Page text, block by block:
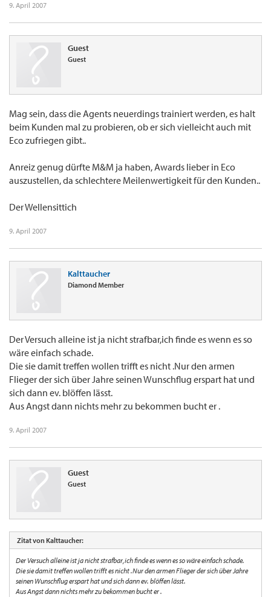
9. April 2007
Guest
Guest
Mag sein, dass die Agents neuerdings trainiert werden, es halt
beim Kunden mal zu probieren, ob er sich vielleicht auch mit
Eco zufriegen gibt..
Anreiz genug dürfte M&M ja haben, Awards lieber in Eco
auszustellen, da schlechtere Meilenwertigkeit für den Kunden..
Der Wellensittich
9. April 2007
Kalttaucher
Diamond Member
Der Versuch alleine ist ja nicht strafbar,ich finde es wenn es so
wäre einfach schade.
Die sie damit treffen wollen trifft es nicht .Nur den armen
Flieger der sich über Jahre seinen Wunschflug erspart hat und
sich dann ev. blöffen lässt.
Aus Angst dann nichts mehr zu bekommen bucht er .
9. April 2007
Guest
Guest
Zitat von Kalttaucher:
Der Versuch alleine ist ja nicht strafbar,ich finde es wenn es so wäre einfach schade.
Die sie damit treffen wollen trifft es nicht .Nur den armen Flieger der sich über Jahre
seinen Wunschflug erspart hat und sich dann ev. blöffen lässt.
Aus Angst dann nichts mehr zu bekommen bucht er .